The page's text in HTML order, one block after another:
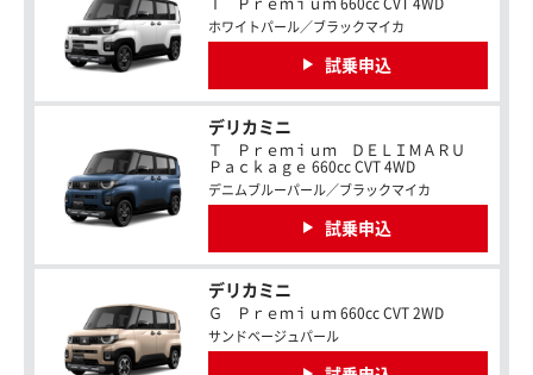
Ｔ Ｐｒｅｍｉｕｍ 660cc CVT 4WD
ホワイトパール／ブラックマイカ
試乗申込
デリカミニ
Ｔ Ｐｒｅｍｉｕｍ ＤＥＬＩＭＡＲＵ
Ｐａｃｋａｇｅ 660cc CVT 4WD
デニムブルーパール／ブラックマイカ
試乗申込
デリカミニ
Ｇ Ｐｒｅｍｉｕｍ 660cc CVT 2WD
サンドベージュパール